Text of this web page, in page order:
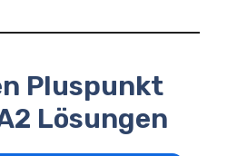
Pluspunkt
Lösungen